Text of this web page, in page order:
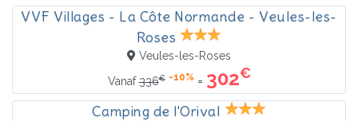
VVF Villages - La Côte Normande - Veules-les-
Roses
Veules-les-Roses
Vanaf336€ -10% = 302€
Camping de l'Orival